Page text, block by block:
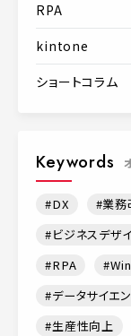
RPA
kintone
ショートコラム
Keywords
DX 業務
ビジネスデザ
RPA
データサイエ
生産性向上